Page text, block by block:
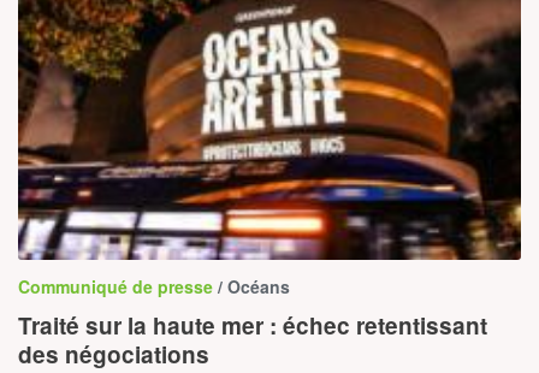
Communiqué de presse / Océans
Traité sur la haute mer : échec retentissant
des négociations